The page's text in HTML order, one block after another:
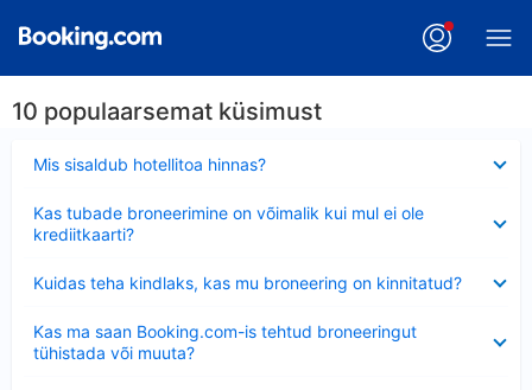
10 populaarsemat küsimust
Mis sisaldub hotellitoa hinnas?
Kas tubade broneerimine on võimalik kui mul ei ole
krediitkaarti?
Kuidas teha kindlaks, kas mu broneering on kinnitatud?
Kas ma saan Booking.com-is tehtud broneeringut
tühistada või muuta?